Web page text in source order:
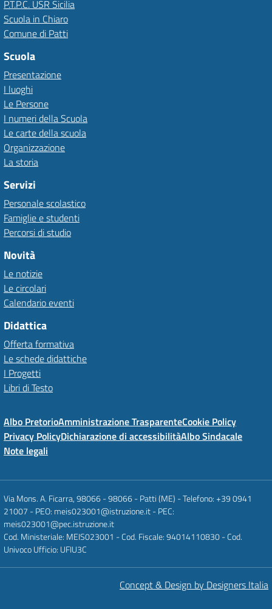
P.T.P.C. USR Sicilia
Scuola in Chiaro
Comune di Patti
Scuola
Presentazione
I luoghi
Le Persone
I numeri della Scuola
Le carte della scuola
Organizzazione
La storia
Servizi
Personale scolastico
Famiglie e studenti
Percorsi di studio
Novità
Le notizie
Le circolari
Calendario eventi
Didattica
Offerta formativa
Le schede didattiche
I Progetti
Libri di Testo
Albo PretorioAmministrazione TrasparenteCookie Policy
Privacy PolicyDichiarazione di accessibilitàAlbo Sindacale
Note legali
Via Mons. A. Ficarra, 98066 - 98066 - Patti (ME) - Telefono: +39 0941
21007 - PEO: meis023001@istruzione.it - PEC:
meis023001@pec.istruzione.it
Cod. Ministeriale: MEIS023001 - Cod. Fiscale: 94014110830 - Cod.
Univoco Ufficio: UFIU3C
Concept & Design by Designers Italia